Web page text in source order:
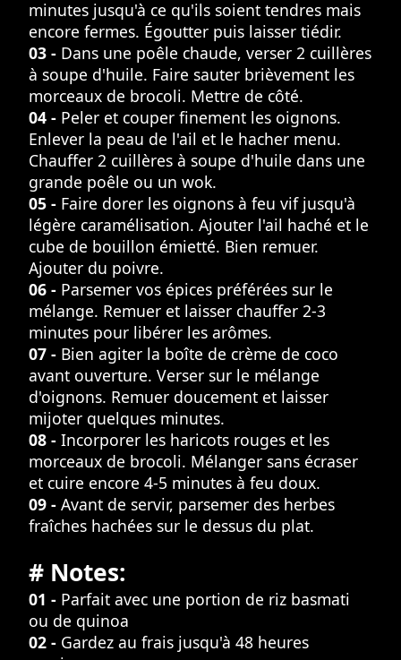
minutes jusqu'à ce qu'ils soient tendres mais
encore fermes. Égoutter puis laisser tiédir.
03 - Dans une poêle chaude, verser 2 cuillères
à soupe d'huile. Faire sauter brièvement les
morceaux de brocoli. Mettre de côté.
04 - Peler et couper finement les oignons.
Enlever la peau de l'ail et le hacher menu.
Chauffer 2 cuillères à soupe d'huile dans une
grande poêle ou un wok.
05 - Faire dorer les oignons à feu vif jusqu'à
légère caramélisation. Ajouter l'ail haché et le
cube de bouillon émietté. Bien remuer.
Ajouter du poivre.
06 - Parsemer vos épices préférées sur le
mélange. Remuer et laisser chauffer 2-3
minutes pour libérer les arômes.
07 - Bien agiter la boîte de crème de coco
avant ouverture. Verser sur le mélange
d'oignons. Remuer doucement et laisser
mijoter quelques minutes.
08 - Incorporer les haricots rouges et les
morceaux de brocoli. Mélanger sans écraser
et cuire encore 4-5 minutes à feu doux.
09 - Avant de servir, parsemer des herbes
fraîches hachées sur le dessus du plat.
# Notes:
01 - Parfait avec une portion de riz basmati
ou de quinoa
02 - Gardez au frais jusqu'à 48 heures